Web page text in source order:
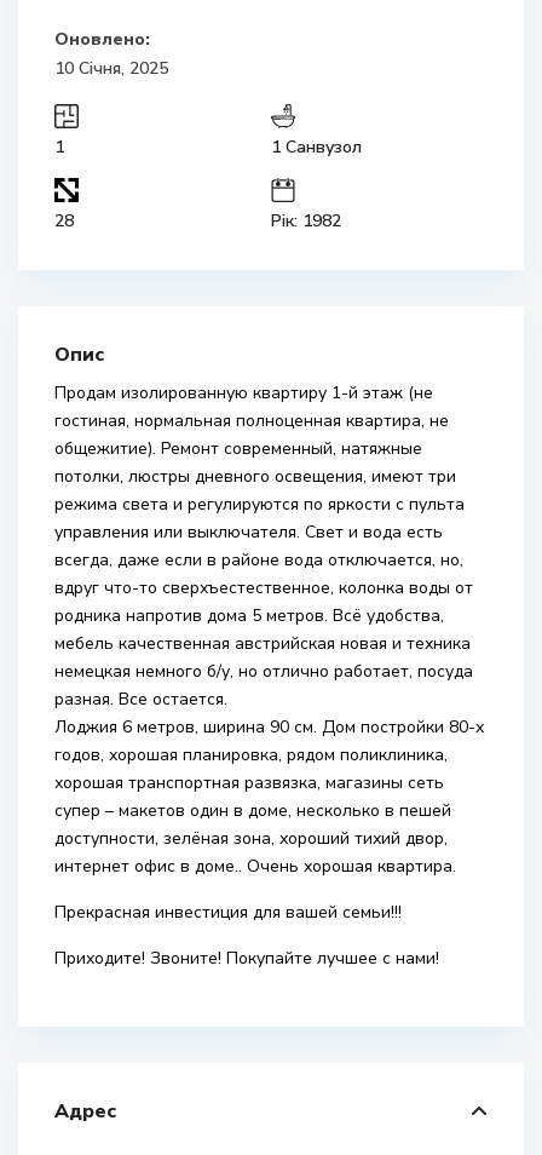
Оновлено:
10 Січня, 2025
1 1 Санвузол
28 Рік: 1982
Опис
Продам изолированную квартиру 1-й этаж (не
гостиная, нормальная полноценная квартира, не
общежитие). Ремонт современный, натяжные
потолки, люстры дневного освещения, имеют три
режима света и регулируются по яркости с пульта
управления или выключателя. Свет и вода есть
всегда, даже если в районе вода отключается, но,
вдруг что-то сверхъестественное, колонка воды от
родника напротив дома 5 метров. Всё удобства,
мебель качественная австрийская новая и техника
немецкая немного б/у, но отлично работает, посуда
разная. Все остается.
Лоджия 6 метров, ширина 90 см. Дом постройки 80-х
годов, хорошая планировка, рядом поликлиника,
хорошая транспортная развязка, магазины сеть
супер – макетов один в доме, несколько в пешей
доступности, зелёная зона, хороший тихий двор,
интернет офис в доме.. Очень хорошая квартира.
Прекрасная инвестиция для вашей семьи!!!
Приходите! Звоните! Покупайте лучшее с нами!
Адрес